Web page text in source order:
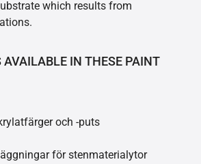
which results from
AVAILABLE IN THESE PAINT
och -puts
för stenmaterialytor